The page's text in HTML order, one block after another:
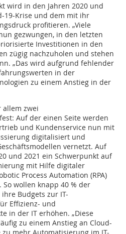
wird in den Jahren 2020 und
19-Krise und dem mit ihr
profitieren. „Viele
gezwungen, in den letzten
Investitionen in den
zügig nachzuholen und stehen
„Das wird aufgrund fehlender
in der
zu einem Anstieg in der
allem zwei
Auf der einen Seite werden
und Kundenservice nun mit
digitalisiert und
vernetzt. Auf
und 2021 ein Schwerpunkt auf
mit Hilfe digitaler
Process Automation (RPA)
wollen knapp 40 % der
Budgets zur IT-
Effizienz- und
in der IT erhöhen. „Diese
zu einem Anstieg an Cloud-
mehr Automatisierung im IT-